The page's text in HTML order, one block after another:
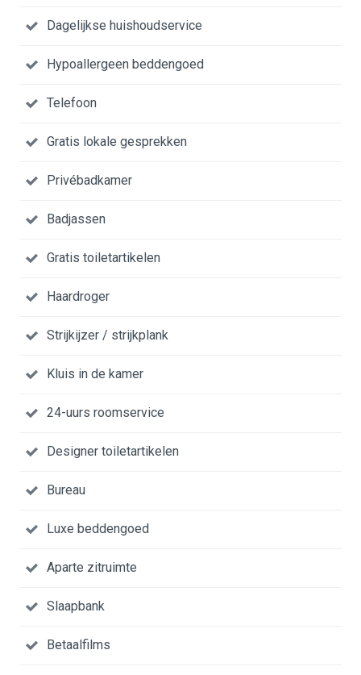
Dagelijkse huishoudservice
Hypoallergeen beddengoed
Telefoon
Gratis lokale gesprekken
Privébadkamer
Badjassen
Gratis toiletartikelen
Haardroger
Strijkijzer / strijkplank
Kluis in de kamer
24-uurs roomservice
Designer toiletartikelen
Bureau
Luxe beddengoed
Aparte zitruimte
Slaapbank
Betaalfilms